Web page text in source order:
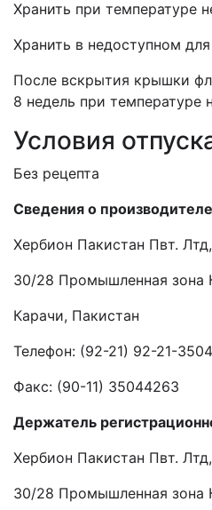
Хранить при температуре
Хранить в недоступном
После вскрытия крышки
8 недель при температуре
Условия
Без рецепта
Сведения о производителе
Хербион Пакистан Пвт. Лтд
30/28 Промышленная зона
Карачи, Пакистан
Телефон: (92-21) 92-21-
Факс: (90-11) 35044263
Держатель
Хербион Пакистан Пвт.
30/28 Промышленная зона